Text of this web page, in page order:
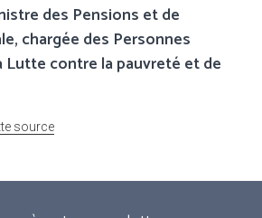
des Pensions et de
chargée des Personnes
Lutte contre la pauvreté et de
source